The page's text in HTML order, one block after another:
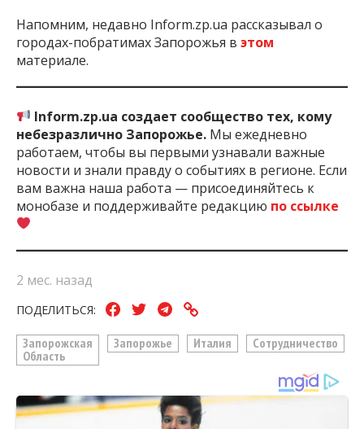
Напомним, недавно Inform.zp.ua рассказывал о
городах-побратимах Запорожья в этом
материале.
Inform.zp.ua создает сообщество тех, кому
небезразлично Запорожье. Мы ежедневно
работаем, чтобы вы первыми узнавали важные
новости и знали правду о событиях в регионе. Если
вам важна наша работа — присоединяйтесь к
монобазе и поддерживайте редакцию по ссылке
2 мес. назад
ПОДЕЛИТЬСЯ:
Запорожская
Область
Запорожье Италия Сотрудничество